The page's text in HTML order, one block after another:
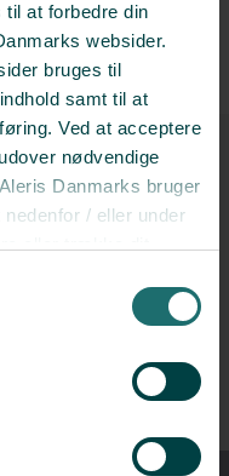
at forbedre din
websider.
bruges til
samt til at
Ved at acceptere
nødvendige
Danmarks bruger
/ eller under
at visse sider,
om at hjælpe
børn godt